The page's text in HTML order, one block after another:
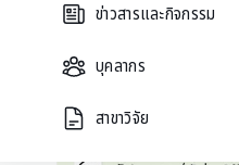
ข่าวสารและกิจกรรม
บุคลากร
สาขาวิจัย